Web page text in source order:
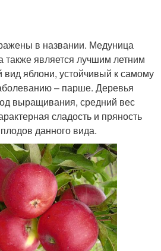
в названии. Медуница
также является лучшим летним
яблони, устойчивый к самому
– парше. Деревья
выращивания, средний вес
сладость и пряность
данного вида.